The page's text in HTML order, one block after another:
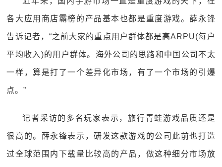
各大应用商店霸榜的产品基本也都是重度游戏。薛永锋
告诉记者，“之前大家的重点用户群体都是高ARPU(每户
平均收入)的用户群体。海外公司的思路和中国公司不太
一样，算是打了一个差异化市场，有了一个市场的引爆
点。”
记者采访的多名玩家表示，旅行青蛙游戏品质还是
很高的。薛永锋表示，研发这款游戏的公司此前也打造
过全球范围内下载量比较高的产品，做这种细分市场放